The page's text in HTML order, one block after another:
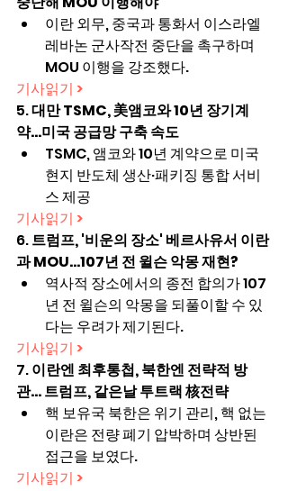
이란 외무, 중국과 통화서 이스라엘
레바논 군사작전 중단을 촉구하며
MOU 이행을 강조했다.
기사읽기 >
5. 대만 TSMC, 美앰코와 10년 장기계
약…미국 공급망 구축 속도
TSMC, 앰코와 10년 계약으로 미국
현지 반도체 생산·패키징 통합 서비
스 제공
기사읽기 >
6. 트럼프, '비운의 장소' 베르사유서 이란
과 MOU…107년 전 윌슨 악몽 재현?
역사적 장소에서의 종전 합의가 107
년 전 윌슨의 악몽을 되풀이할 수 있
다는 우려가 제기된다.
기사읽기 >
7. 이란엔 최후통첩, 북한엔 전략적 방
관… 트럼프, 같은날 투트랙 核전략
핵 보유국 북한은 위기 관리, 핵 없는
이란은 전량 폐기 압박하며 상반된
접근을 보였다.
기사읽기 >